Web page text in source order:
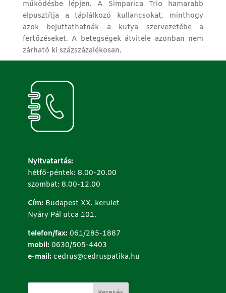
működésbe lépjen. A Simparica Trio hamarabb
elpusztítja a táplálkozó kullancsokat, minthogy
azok bejuttathatnák a kutya szervezetébe a
fertőzéseket. A betegségek átvitele azonban nem
zárható ki százszázalékosan.
Nyitvatartás:
hétfő-péntek: 8.00-20.00
szombat: 8.00-12.00
Cím: Budapest XX. kerület
Nyáry Pál utca 101.
telefon/fax: 061/285-1887
mobil: 0630/505-4403
e-mail: cedrus@cedruspatika.hu